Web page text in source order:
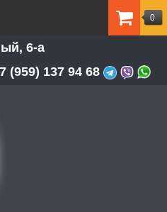
6-а
(959) 137 94 68
0